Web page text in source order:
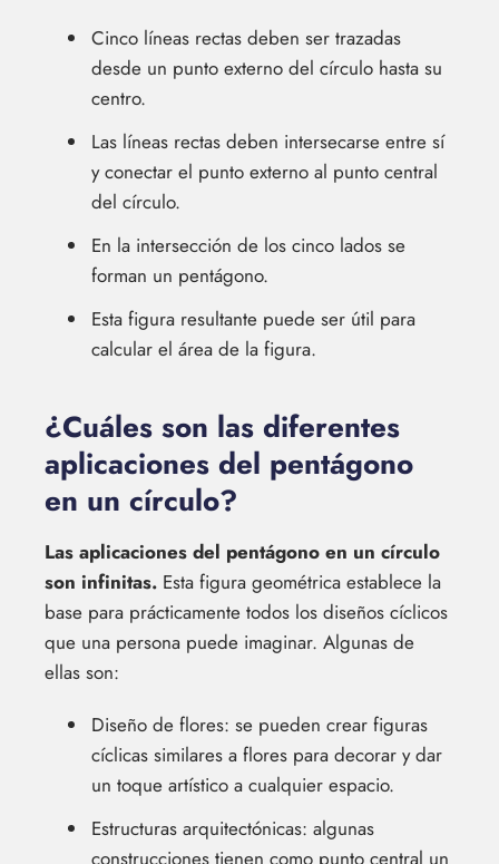
Cinco líneas rectas deben ser trazadas
desde un punto externo del círculo hasta su
centro.
Las líneas rectas deben intersecarse entre sí
y conectar el punto externo al punto central
del círculo.
En la intersección de los cinco lados se
forman un pentágono.
Esta figura resultante puede ser útil para
calcular el área de la figura.
¿Cuáles son las diferentes
aplicaciones del pentágono
en un círculo?
Las aplicaciones del pentágono en un círculo
son infinitas. Esta figura geométrica establece la
base para prácticamente todos los diseños cíclicos
que una persona puede imaginar. Algunas de
ellas son:
Diseño de flores: se pueden crear figuras
cíclicas similares a flores para decorar y dar
un toque artístico a cualquier espacio.
Estructuras arquitectónicas: algunas
construcciones tienen como punto central un